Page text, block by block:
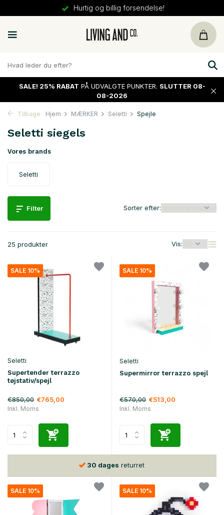
30 dages returret
SALE! 25% RABAT PÅ UDVALGTE PUNKTER. SLUTTER 08-
08-2026
Tilbage Hjem MÆRKER Seletti Spejle
Seletti siegels
Vores brands
Seletti
Filter
25 produkter Vis:
Sorter efter:
SALE 10%
Seletti
Supertender terrazzo
tøjstativ/spejl
€850,00 €765,00
Inkl. Moms
SALE 10%
Seletti
Supermirror terrazzo spejl
€570,00 €513,00
Inkl. Moms
30 dages returret
SALE 10% SALE 10%